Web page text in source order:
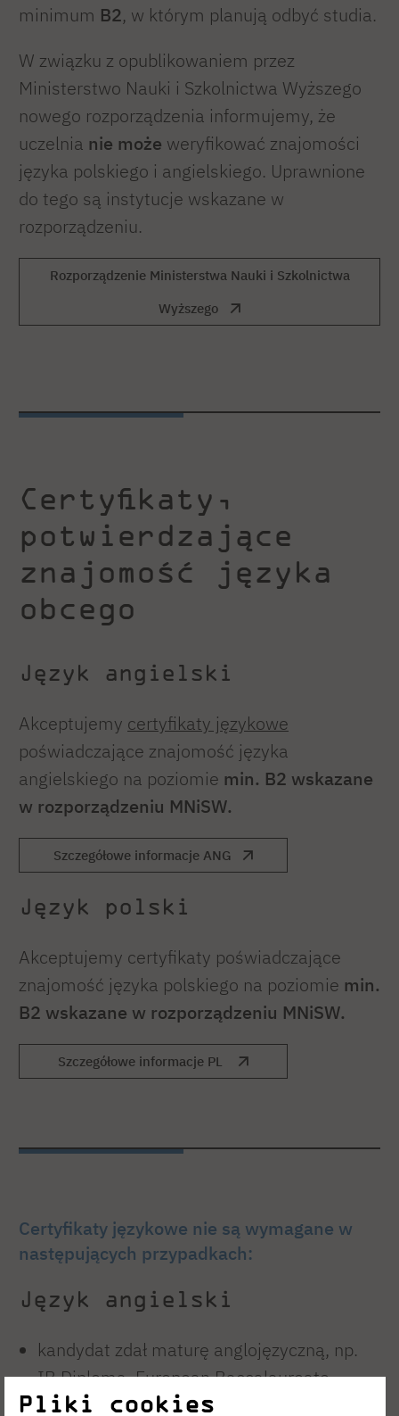
minimum B2, w którym planują odbyć studia.
W związku z opublikowaniem przez
Ministerstwo Nauki i Szkolnictwa Wyższego
nowego rozporządzenia informujemy, że
uczelnia nie może weryfikować znajomości
języka polskiego i angielskiego. Uprawnione
do tego są instytucje wskazane w
rozporządzeniu.
Rozporządzenie Ministerstwa Nauki i Szkolnictwa
Wyższego
Certyfikaty,
potwierdzające
znajomość języka
obcego
Język angielski
Akceptujemy certyfikaty językowe
poświadczające znajomość języka
angielskiego na poziomie min. B2 wskazane
w rozporządzeniu MNiSW.
Szczegółowe informacje ANG
Język polski
Akceptujemy certyfikaty poświadczające
znajomość języka polskiego na poziomie min.
B2 wskazane w rozporządzeniu MNiSW.
Szczegółowe informacje PL
Certyfikaty językowe nie są wymagane w
następujących przypadkach:
Język angielski
kandydat zdał maturę anglojęzyczną, np.
IB Diploma, European Baccalaureate
Diploma, A-level, SAT, Cambridge
Pliki cookies